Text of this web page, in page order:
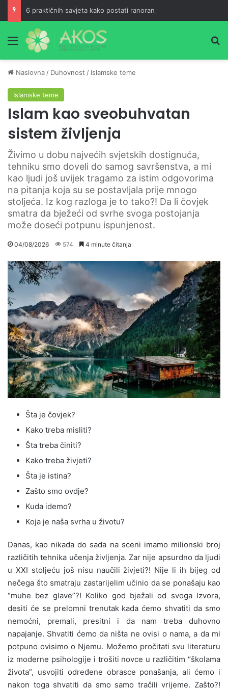
6 praktičnih savjeta kako postati ranoranilac
Meni
Naslovna / Duhovnost / Islamske teme
Islamske teme
Islam kao sveobuhvatan
sistem življenja
Živimo u dobu najvećih svjetskih dostignuća,
tehniku smo doveli do samog savršenstva, a mi
kao ljudi još uvijek tragamo za istim odgovorima
na pitanja koja su se postavljala prije mnogo
stoljeća. Iz kog razloga je to tako?! Da li čovjek
smatra da bježeći od svrhe svoga postojanja
može doseći potpunu ispunjenost.
04/08/2026 574 4 minute čitanja
Šta je čovjek?
Kako treba misliti?
Šta treba činiti?
Kako treba živjeti?
Šta je istina?
Zašto smo ovdje?
Kuda idemo?
Koja je naša svrha u životu?
Danas, kao nikada do sada na sceni imamo milionski broj
različitih tehnika učenja življenja. Zar nije apsurdno da ljudi
u XXI stoljeću još nisu naučili živjeti?! Nije li ih bijeg od
nečega što smatraju zastarijelim učinio da se ponašaju kao
“muhe bez glave”?! Koliko god bježali od svoga Izvora,
desiti će se prelomni trenutak kada ćemo shvatiti da smo
nemoćni, premali, presitni i da nam treba duhovno
napajanje. Shvatiti ćemo da ništa ne ovisi o nama, a da mi
potpuno ovisimo o Njemu. Možemo pročitati svu literaturu
iz moderne psihologije i trošiti novce u različitim “školama
života”, usvojiti određene obrasce ponašanja, ali ćemo i
nakon toga shvatiti da smo samo tračili vrijeme. Zašto?!